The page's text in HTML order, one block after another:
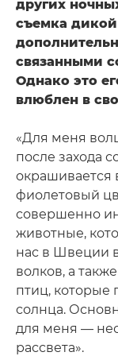
других
съемка
связанными
Однако это
влюблен в
«Для меня
после захода
окрашивается
фиолетовый
совершенно
животные,
нас в Швеции
волков, а
птиц, которые
солнца.
для меня —
рассвета».